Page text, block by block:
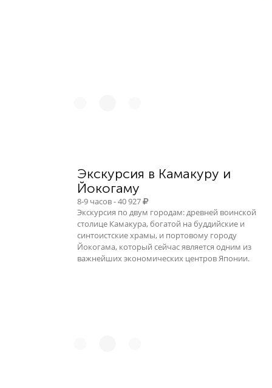
Экскурсия в Камакуру и
Йокогаму
8-9 часов - 40 927
Экскурсия по двум городам: древней воинской
столице Камакура, богатой на буддийские и
синтоистские храмы, и портовому городу
Йокогама, который сейчас является одним из
важнейших экономических центров Японии.